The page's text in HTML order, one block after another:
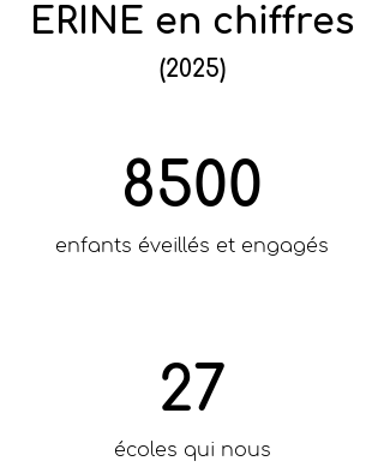
ERINE en chiffres
(2025)
8500
enfants éveillés et engagés
27
écoles qui nous